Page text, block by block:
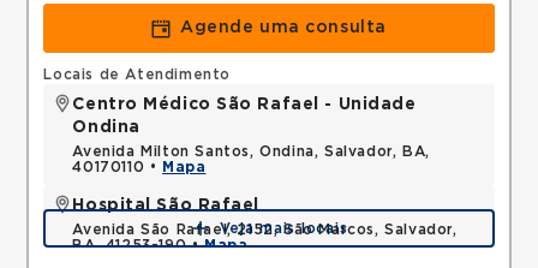
Agende uma consulta
Locais de Atendimento
Centro Médico São Rafael - Unidade
Ondina
Avenida Milton Santos, Ondina, Salvador, BA,
40170110 •
Mapa
Hospital São Rafael
Avenida São Rafael, 2152, São Marcos, Salvador,
BA, 41253-190 •Mapa
Veja mais locais